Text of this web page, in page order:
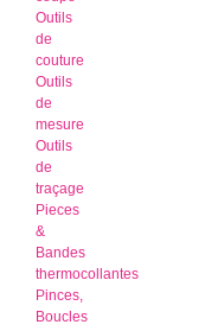
Outils
de
couture
Outils
de
mesure
Outils
de
traçage
Pieces
&
Bandes
thermocollantes
Pinces,
Boucles